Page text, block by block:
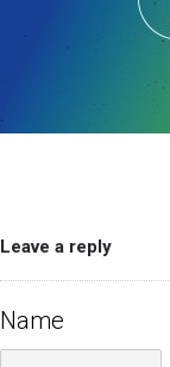
Leave a reply
Name